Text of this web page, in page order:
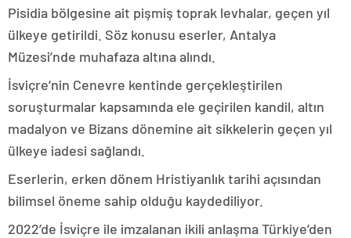
Pisidia bölgesine ait pişmiş toprak levhalar, geçen yıl
ülkeye getirildi. Söz konusu eserler, Antalya
Müzesi’nde muhafaza altına alındı.
İsviçre’nin Cenevre kentinde gerçekleştirilen
soruşturmalar kapsamında ele geçirilen kandil, altın
madalyon ve Bizans dönemine ait sikkelerin geçen yıl
ülkeye iadesi sağlandı.
Eserlerin, erken dönem Hristiyanlık tarihi açısından
bilimsel öneme sahip olduğu kaydediliyor.
2022’de İsviçre ile imzalanan ikili anlaşma Türkiye’den